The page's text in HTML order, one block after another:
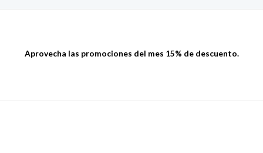
Aprovecha las promociones del mes 15% de descuento.